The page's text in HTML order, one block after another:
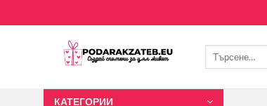
to
Търсене
КАТЕГОРИИ